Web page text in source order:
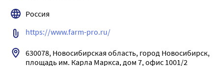
Россия
https://www.farm-pro.ru/
630078, Новосибирская область, город Новосибирск,